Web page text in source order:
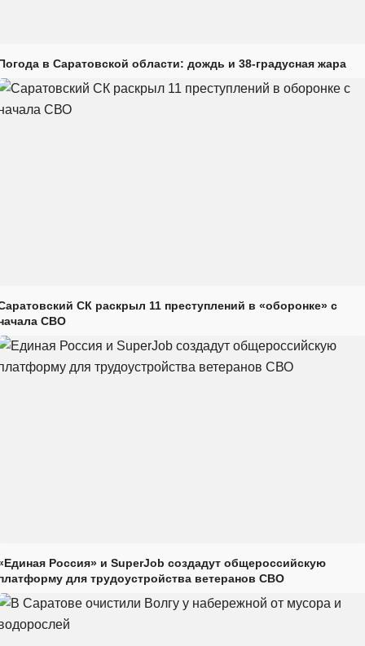
в Саратовской области: дождь и 38-градусная жара
СК раскрыл 11 преступлений в «оборонке» с
СВО
Россия» и SuperJob создадут общероссийскую
для трудоустройства ветеранов СВО